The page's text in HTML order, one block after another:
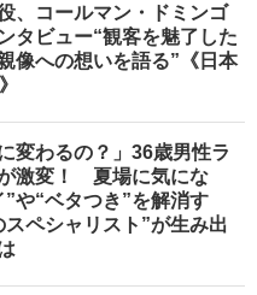
、コールマン・ドミンゴ
タビュー“観客を魅了した
像への想いを語る”《日本
変わるの？」36歳男性ラ
激変！ 夏場に気にな
や“ベタつき”を解消す
スペシャリスト”が生み出